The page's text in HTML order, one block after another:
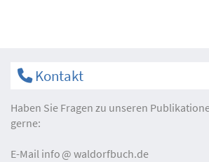
Kontakt
Haben Sie Fragen zu unseren
gerne:
E-Mail info waldorfbuch.de